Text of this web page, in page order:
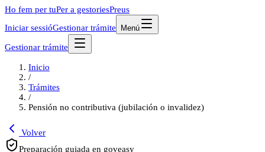
Ho fem per tuPer a gestoriesPreus
Iniciar sessióGestionar trámite Menú
Gestionar trámite
Inicio
/
Trámites
/
Pensión no contributiva (jubilación o invalidez)
Volver
Preparación guiada en goveasy